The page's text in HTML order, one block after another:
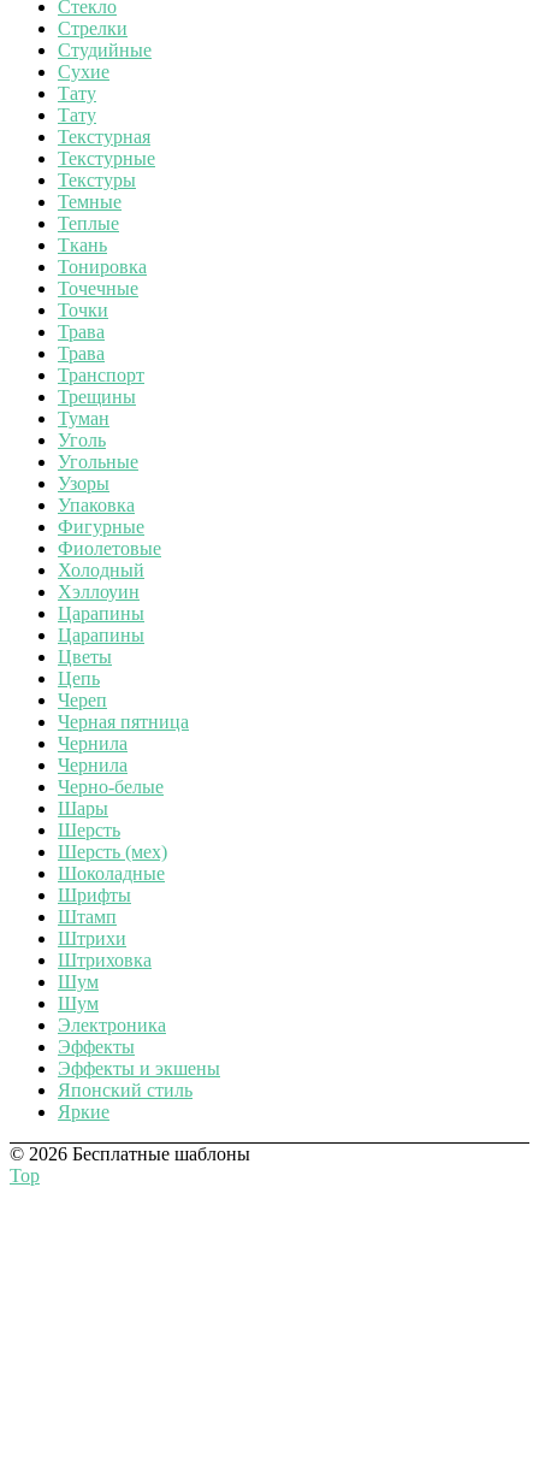
Стекло
Стрелки
Студийные
Сухие
Тату
Тату
Текстурная
Текстурные
Текстуры
Темные
Теплые
Ткань
Тонировка
Точечные
Точки
Трава
Трава
Транспорт
Трещины
Туман
Уголь
Угольные
Узоры
Упаковка
Фигурные
Фиолетовые
Холодный
Хэллоуин
Царапины
Царапины
Цветы
Цепь
Череп
Черная пятница
Чернила
Чернила
Черно-белые
Шары
Шерсть
Шерсть (мех)
Шоколадные
Шрифты
Штамп
Штрихи
Штриховка
Шум
Шум
Электроника
Эффекты
Эффекты и экшены
Японский стиль
Яркие
© 2026 Бесплатные шаблоны
Top